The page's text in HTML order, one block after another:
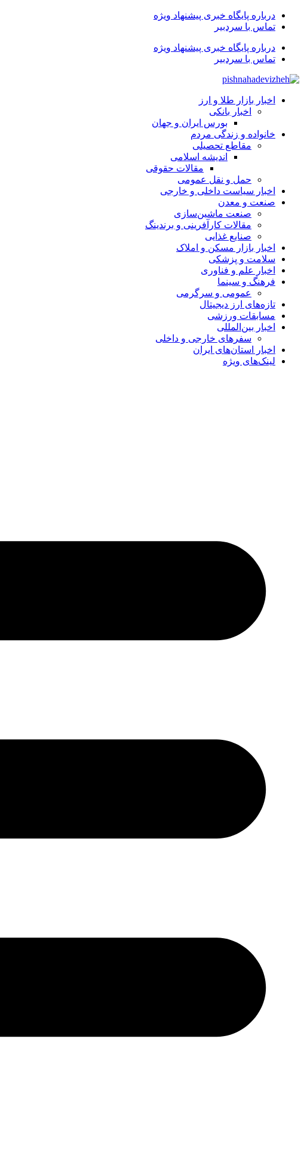
درباره پایگاه خبری پیشنهاد ویژه
تماس با سردبیر
درباره پایگاه خبری پیشنهاد ویژه
تماس با سردبیر
اخبار بازار طلا و ارز
اخبار بانکی
بورس ایران و جهان
خانواده و زندگی مردم
مقاطع تحصیلی
اندیشه اسلامی
مقالات حقوقی
حمل و نقل عمومی
اخبار سیاست داخلی و خارجی
صنعت و معدن
صنعت ماشین‌سازی
مقالات کارآفرینی و برندینگ
صنایع غذایی
اخبار بازار مسکن و املاک
سلامت و پزشکی
اخبار علم و فناوری
فرهنگ و سینما
عمومی و سرگرمی
تازه‌های ارز دیجیتال
مسابقات ورزشی
اخبار بین‌المللی
سفرهای خارجی و داخلی
اخبار استان‌های ایران
لینک‌های ویژه